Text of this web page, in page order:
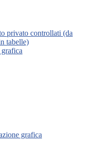
privato controllati (da
tabelle)
grafica